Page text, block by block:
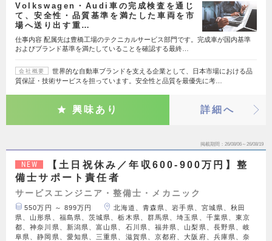
Volkswagen・Audi車の完成検査を通じ
て、安全性・品質基準を満たした車両を市
場へ送り出す重…
仕事内容 配属先は豊橋工場のテクニカルサービス部門です。完成車が国内基準
およびブランド基準を満たしていることを確認する最終…
会社概要
世界的な自動車ブランドを支える企業として、日本市場における品
質保証・技術サービスを担っています。安全性と品質を最優先に考…
興味あり 詳細へ
掲載期間 26/08/06～26/08/19
NEW
【土日祝休み／年収600-900万円】整
備士サポート責任者
サービスエンジニア・整備士・メカニック
550万円 ～ 899万円
北海道、青森県、岩手県、宮城県、秋田
県、山形県、福島県、茨城県、栃木県、群馬県、埼玉県、千葉県、東京
都、神奈川県、新潟県、富山県、石川県、福井県、山梨県、長野県、岐
阜県、静岡県、愛知県、三重県、滋賀県、京都府、大阪府、兵庫県、奈